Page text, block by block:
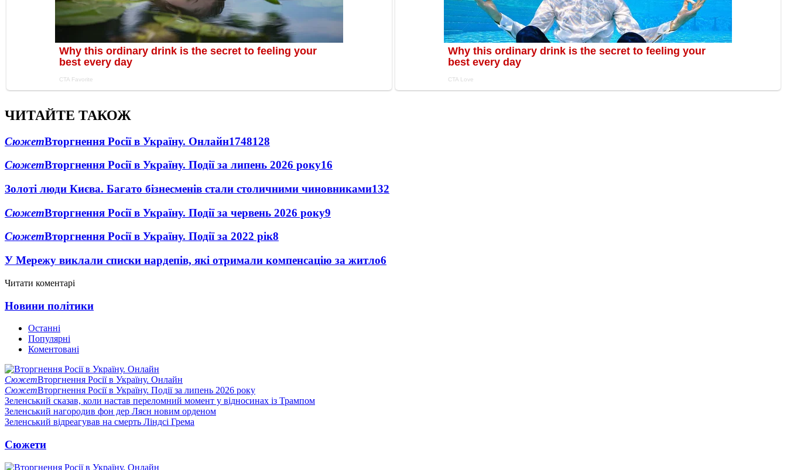
ЧИТАЙТЕ ТАКОЖ
СюжетВторгнення Росії в Україну. Онлайн1748128
СюжетВторгнення Росії в Україну. Події за липень 2026 року16
Золоті люди Києва. Багато бізнесменів стали столичними чиновниками132
СюжетВторгнення Росії в Україну. Події за червень 2026 року9
СюжетВторгнення Росії в Україну. Події за 2022 рік8
У Мережу виклали списки нардепів, які отримали компенсацію за житло6
Читати коментарі
Новини політики
Останні
Популярні
Коментовані
СюжетВторгнення Росії в Україну. Онлайн
СюжетВторгнення Росії в Україну. Події за липень 2026 року
Зеленський сказав, коли настав переломний момент у відносинах із Трампом
Зеленський нагородив фон дер Ляєн новим орденом
Зеленський відреагував на смерть Ліндсі Грема
Сюжети